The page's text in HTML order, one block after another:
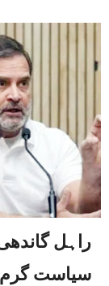
راہل
سیاست گرم